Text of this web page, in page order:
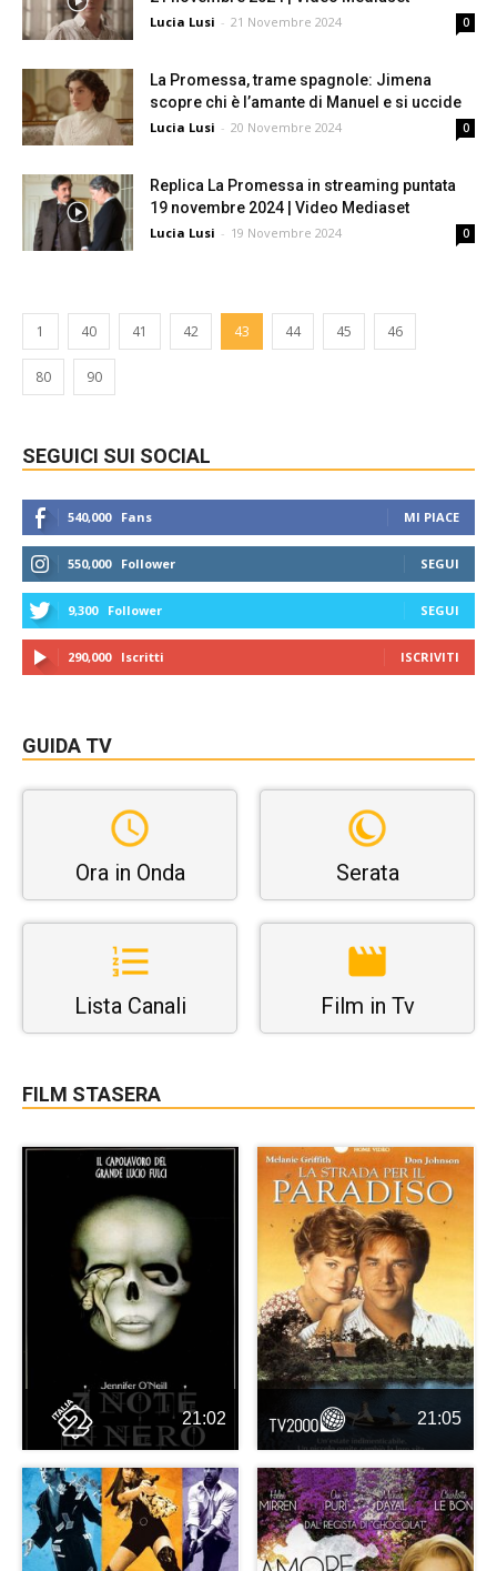
Lucia Lusi - 21 Novembre 2024 0
La Promessa, trame spagnole: Jimena
scopre chi è l’amante di Manuel e si uccide
Lucia Lusi - 20 Novembre 2024 0
Replica La Promessa in streaming puntata
19 novembre 2024 | Video Mediaset
Lucia Lusi - 19 Novembre 2024 0
1 40 41 42 43 44 45 46
80 90
SEGUICI SUI SOCIAL
540,000 Fans MI PIACE
550,000 Follower SEGUI
9,300 Follower SEGUI
290,000 Iscritti ISCRIVITI
GUIDA TV
Ora in Onda Serata
Lista Canali Film in Tv
FILM STASERA
21:02 21:05